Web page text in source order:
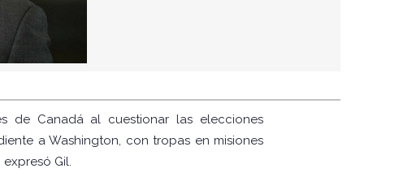
de Canadá al cuestionar las elecciones
a Washington, con tropas en misiones
Gil.